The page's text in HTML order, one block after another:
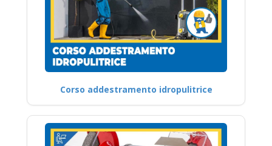
Corso addestramento idropulitrice